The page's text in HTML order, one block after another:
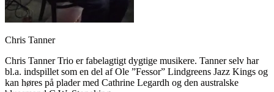
Chris Tanner
Chris Tanner Trio er fabelagtigt dygtige musikere. Tanner selv har
bl.a. indspillet som en del af Ole ”Fessor” Lindgreens Jazz Kings og
kan høres på plader med Cathrine Legardh og den australske